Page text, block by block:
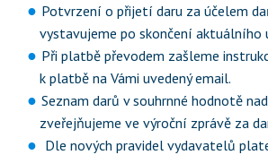
Potvrzení o přijetí daru za účelem
vystavujeme po skončení aktuálního
Při platbě převodem zašleme
k platbě na Vámi uvedený email.
Seznam darů v souhrnné hodnotě
zveřejňujeme ve výroční zprávě za
Dle nových pravidel vydavatelů